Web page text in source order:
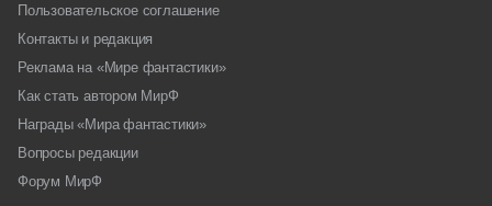
Пользовательское соглашение
Контакты и редакция
Реклама на «Мире фантастики»
Как стать автором МирФ
Награды «Мира фантастики»
Вопросы редакции
Форум МирФ